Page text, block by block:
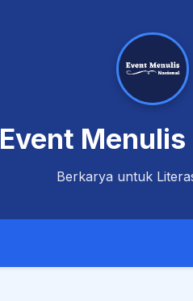
Event Menulis
Berkarya untuk